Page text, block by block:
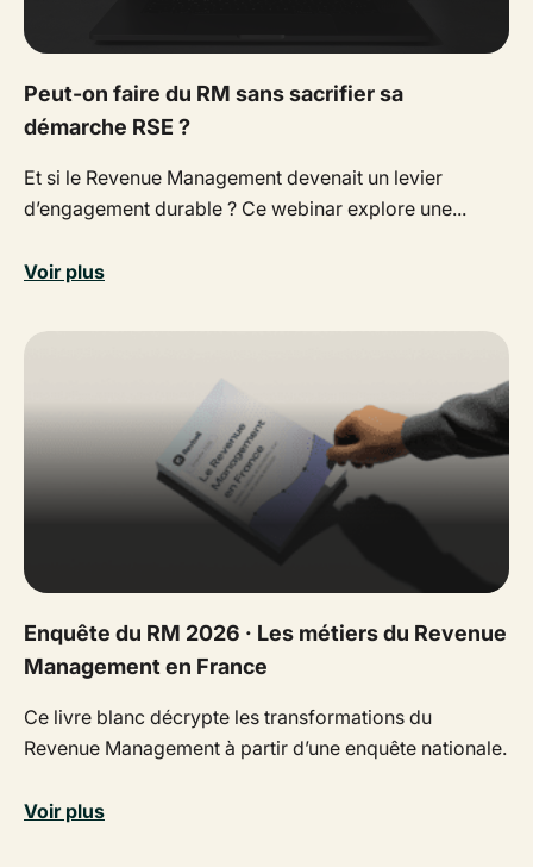
Peut-on faire du RM sans sacrifier sa
démarche RSE ?
Et si le Revenue Management devenait un levier
d’engagement durable ? Ce webinar explore une...
Voir plus
Enquête du RM 2026 · Les métiers du Revenue
Management en France
Ce livre blanc décrypte les transformations du
Revenue Management à partir d’une enquête nationale.
Voir plus